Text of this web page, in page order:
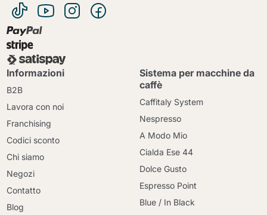
Informazioni
B2B
Lavora con noi
Franchising
Codici sconto
Chi siamo
Negozi
Contatto
Blog
Sistema per macchine da
caffè
Caffitaly System
Nespresso
A Modo Mio
Cialda Ese 44
Dolce Gusto
Espresso Point
Blue / In Black